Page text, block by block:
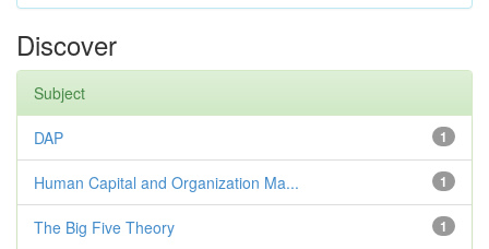
Discover
Subject
1
DAP
1
Human Capital and Organization Ma...
1
The Big Five Theory